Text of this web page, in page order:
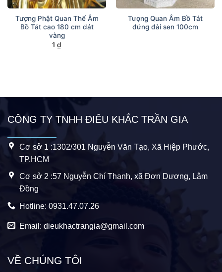
Tượng Phật Quan Thế Âm
Bồ Tát cao 180 cm dát
vàng
1 ₫
Tượng Quan Âm Bồ Tát
đứng đài sen 100cm
CÔNG TY TNHH ĐIÊU KHẮC TRẦN GIA
Cơ sở 1 :1302/301 Nguyễn Văn Tạo, Xã Hiệp Phước,
TP.HCM
Cơ sở 2 :57 Nguyễn Chí Thanh, xã Đơn Dương, Lâm
Đồng
Hotline: 0931.47.07.26
Email: dieukhactrangia@gmail.com
VỀ CHÚNG TÔI